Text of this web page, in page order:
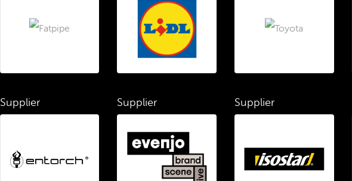
Supplier Supplier Supplier